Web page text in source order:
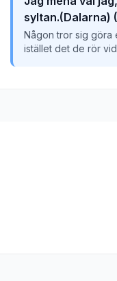
syltan.(Dalarna)
Någon tror sig göra
istället det de rör